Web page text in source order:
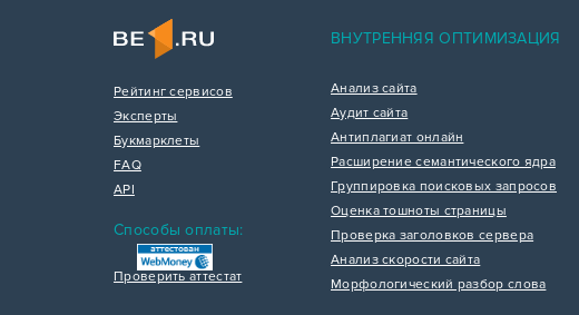
Рейтинг сервисов
Эксперты
Букмарклеты
FAQ
API
Способы оплаты:
Проверить аттестат
ВНУТРЕННЯЯ ОПТИМИЗАЦИЯ
Анализ сайта
Аудит сайта
Антиплагиат онлайн
Расширение семантического ядра
Группировка поисковых запросов
Оценка тошноты страницы
Проверка заголовков сервера
Анализ скорости сайта
Морфологический разбор слова